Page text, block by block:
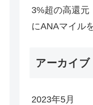
3%超の高還元
にANAマイル
アーカイブ
2023年5月